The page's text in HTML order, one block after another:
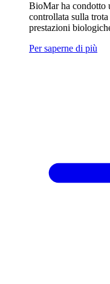
BioMar ha condotto
controllata sulla
prestazioni
Per saperne di più